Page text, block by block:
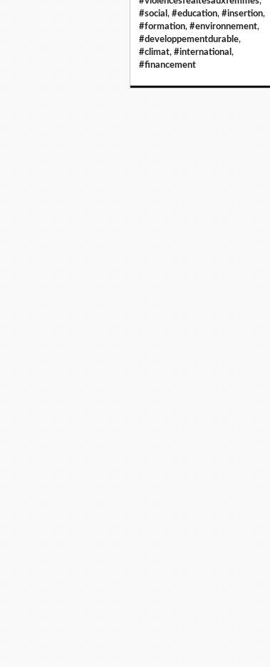
#social , #education, #insertion,
#formation, #environnement,
#developpementdurable,
#climat, #international ,
#financement